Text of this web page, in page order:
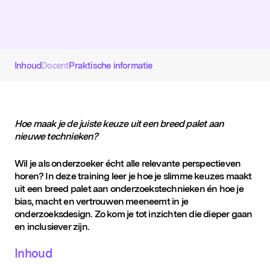
InhoudDocentPraktische informatie
Hoe maak je de juiste keuze uit een breed palet aan
nieuwe technieken?
Wil je als onderzoeker écht alle relevante perspectieven
horen? In deze training leer je hoe je slimme keuzes maakt
uit een breed palet aan onderzoekstechnieken én hoe je
bias, macht en vertrouwen meeneemt in je
onderzoeksdesign. Zo kom je tot inzichten die dieper gaan
en inclusiever zijn.
Inhoud
Onze organisatie heeft recht op BTW-